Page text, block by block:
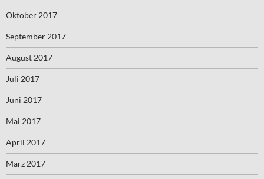
Oktober 2017
September 2017
August 2017
Juli 2017
Juni 2017
Mai 2017
April 2017
März 2017